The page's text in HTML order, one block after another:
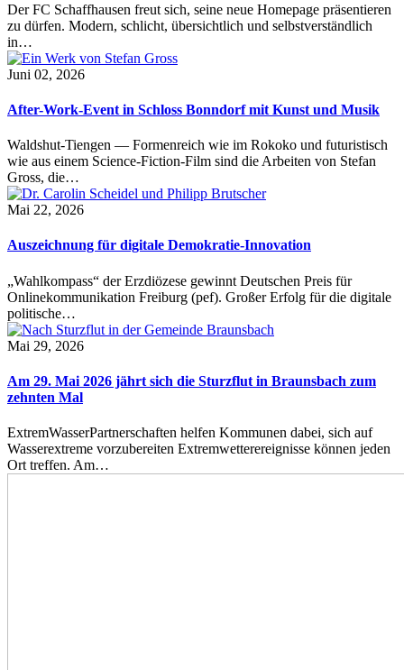
Der FC Schaffhausen freut sich, seine neue Homepage präsentieren
zu dürfen. Modern, schlicht, übersichtlich und selbstverständlich
in…
Juni 02, 2026
After-Work-Event in Schloss Bonndorf mit Kunst und Musik
Waldshut-Tiengen — Formenreich wie im Rokoko und futuristisch
wie aus einem Science-Fiction-Film sind die Arbeiten von Stefan
Gross, die…
Mai 22, 2026
Auszeichnung für digitale Demokratie-Innovation
„Wahlkompass“ der Erzdiözese gewinnt Deutschen Preis für
Onlinekommunikation Freiburg (pef). Großer Erfolg für die digitale
politische…
Mai 29, 2026
Am 29. Mai 2026 jährt sich die Sturzflut in Braunsbach zum
zehnten Mal
ExtremWasserPartnerschaften helfen Kommunen dabei, sich auf
Wasserextreme vorzubereiten Extremwetterereignisse können jeden
Ort treffen. Am…